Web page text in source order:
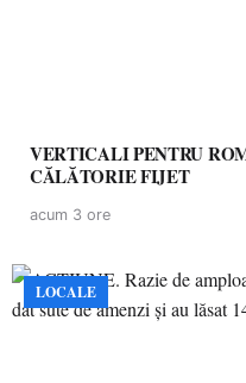
VERTICALI PENTRU
CĂLĂTORIE FIJET
acum 3 ore
LOCALE